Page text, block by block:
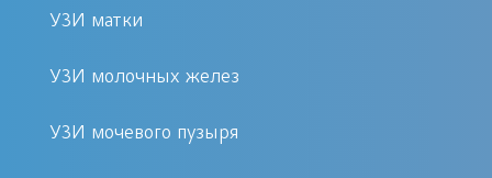
эпигастрии, а также любых
регулярное или периодическое
УЗИ матки
УЗИ молочных желез
УЗИ мочевого пузыря